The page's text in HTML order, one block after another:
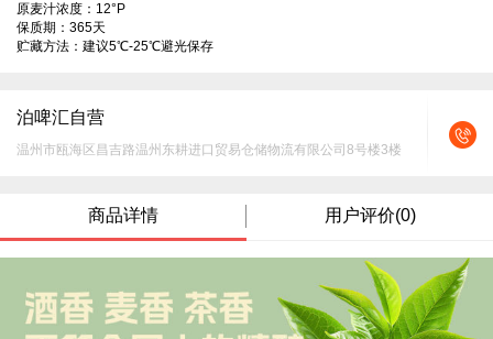
原麦汁浓度：12°P
保质期：365天
贮藏方法：建议5℃-25℃避光保存
泊啤汇自营
温州市瓯海区昌吉路温州东耕进口贸易仓储物流有限公司8号楼3楼
商品详情 用户评价(0)